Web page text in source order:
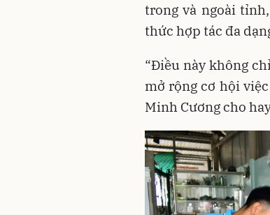
trong và ngoài
thức hợp tác đa
“Điều này không
mở rộng cơ hội
Minh Cương cho